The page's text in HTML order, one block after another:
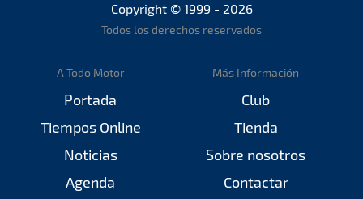
Copyright © 1999 - 2026
Todos los derechos reservados
A Todo Motor
Portada
Tiempos Online
Noticias
Agenda
Más Información
Club
Tienda
Sobre nosotros
Contactar